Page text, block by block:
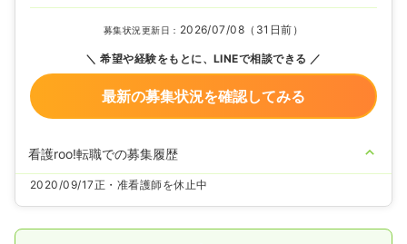
募集状況更新日： 2026/07/08（31日前）
希望や経験をもとに、LINEで相談できる
最新の募集状況を確認してみる
看護roo!転職での募集履歴
2020/09/17正・准看護師を休止中